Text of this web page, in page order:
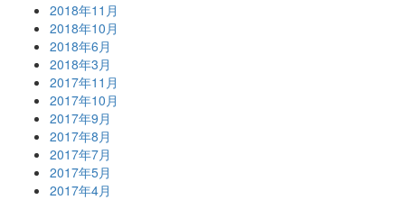
2018年11月
2018年10月
2018年6月
2018年3月
2017年11月
2017年10月
2017年9月
2017年8月
2017年7月
2017年5月
2017年4月